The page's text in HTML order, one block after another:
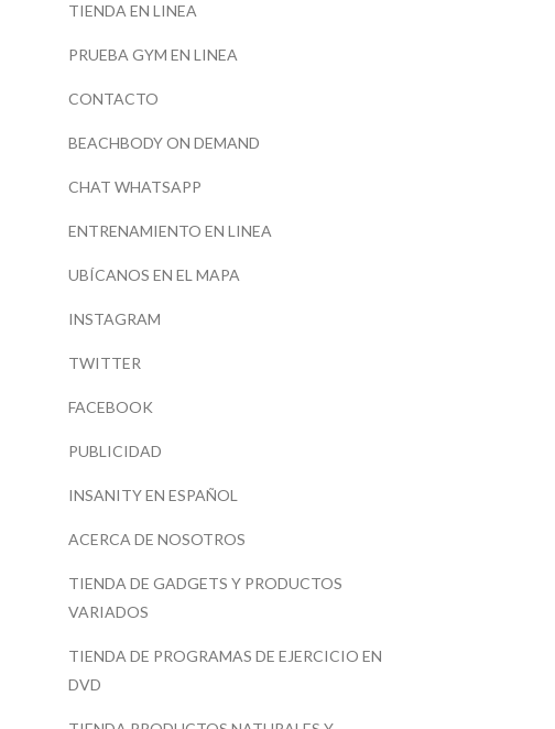
TIENDA EN LINEA
PRUEBA GYM EN LINEA
CONTACTO
BEACHBODY ON DEMAND
CHAT WHATSAPP
ENTRENAMIENTO EN LINEA
UBÍCANOS EN EL MAPA
INSTAGRAM
TWITTER
FACEBOOK
PUBLICIDAD
INSANITY EN ESPAÑOL
ACERCA DE NOSOTROS
TIENDA DE GADGETS Y PRODUCTOS
VARIADOS
TIENDA DE PROGRAMAS DE EJERCICIO EN
DVD